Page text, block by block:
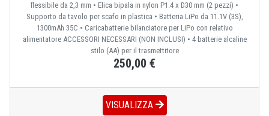
flessibile da 2,3 mm • Elica bipala in nylon P1.4 x D30 mm (2 pezzi) •
Supporto da tavolo per scafo in plastica • Batteria LiPo da 11.1V (3S),
1300mAh 35C • Caricabatterie bilanciatore per LiPo con relativo
alimentatore ACCESSORI NECESSARI (NON INCLUSI) • 4 batterie alcaline
stilo (AA) per il trasmettitore
250,00 €
VISUALIZZA